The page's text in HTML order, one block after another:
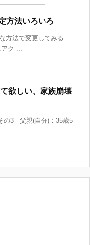
方法いろいろ
方法で変更してみる
ク ...
欲しい、家族崩壊
の3 父親(自分)：35歳5